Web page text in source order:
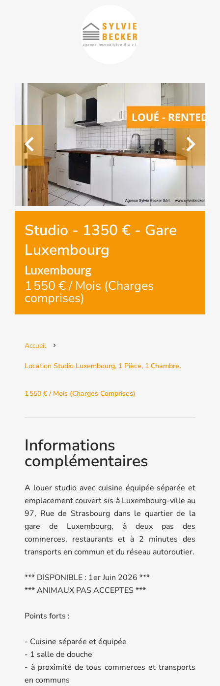
Studio - 1350 € - Gare
Luxembourg
Luxembourg
1 550 € / Mois (Charges
comprises)
Accueil
Location Studio Luxembourg, 1 Pièce, 1 Chambre,
1 550 € / Mois (Charges Comprises)
Informations
complémentaires
A louer studio avec cuisine équipée séparée et
emplacement couvert sis à Luxembourg-ville au
97, Rue de Strasbourg dans le quartier de la
gare de Luxembourg, à deux pas des
commerces, restaurants et à 2 minutes des
transports en commun et du réseau autoroutier.
*** DISPONIBLE : 1er Juin 2026 ***
*** ANIMAUX PAS ACCEPTES ***
Points forts :
- Cuisine séparée et équipée
- 1 salle de douche
- à proximité de tous commerces et transports
en communs